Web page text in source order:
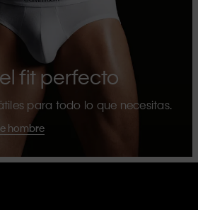
fit perfecto
para todo lo que necesitas.
hombre